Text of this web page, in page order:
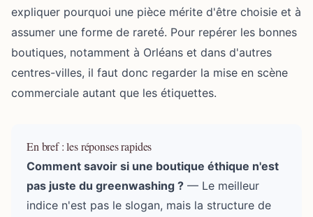
expliquer pourquoi une pièce mérite d'être choisie et à
assumer une forme de rareté. Pour repérer les bonnes
boutiques, notamment à Orléans et dans d'autres
centres-villes, il faut donc regarder la mise en scène
commerciale autant que les étiquettes.
En bref : les réponses rapides
Comment savoir si une boutique éthique n'est
pas juste du greenwashing ? — Le meilleur
indice n'est pas le slogan, mais la structure de